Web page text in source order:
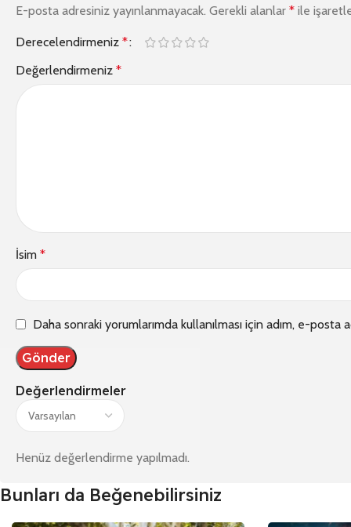
Değerlendirmeler
Henüz değerlendirme yapılmadı.
E-posta adresiniz yayınlanmayacak. Gerekli alanlar * ile
Derecelendirmeniz *
Değerlendirmeniz *
İsim *
Daha sonraki yorumlarımda kullanılması için adım, e-
Bunları da Beğenebilirsiniz